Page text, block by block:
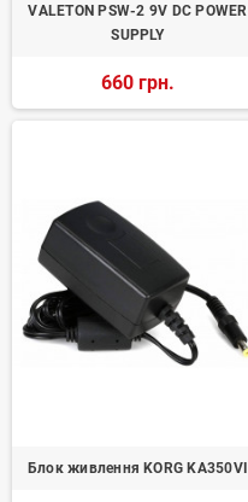
VALETON PSW-2 9V DC POWER
SUPPLY
660 грн.
Блок живлення KORG KA350VI